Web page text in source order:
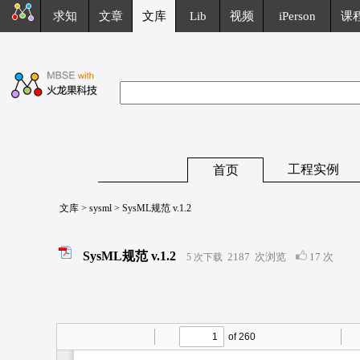
求知 文章 文库 Lib 视频 iPerson 课
首页 工程实例
文库 > sysml > SysML规范 v.1.2
SysML规范 v.1.2 5 次下载 2187 次浏览 17 次